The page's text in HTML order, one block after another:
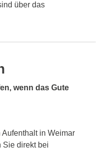
über das
wenn das Gute
in Weimar
Sie direkt bei